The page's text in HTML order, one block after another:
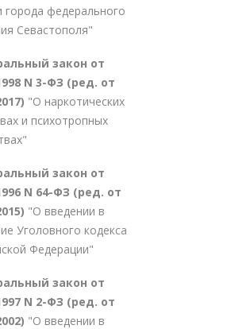
города федерального
Севастополя"
закон от
N 3-ФЗ (ред. от
"О наркотических
и психотропных
закон от
N 64-ФЗ (ред. от
"О введении в
Уголовного кодекса
Федерации"
закон от
N 2-ФЗ (ред. от
"О введении в